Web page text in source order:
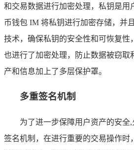
和交易数据进行加密处理，私钥是用
币钱包 IM 将私钥进行加密存储，并
技术，确保私钥的安全性和可恢复性
也进行了加密处理，防止数据被窃取
产和信息加上了多层保护罩。
多重签名机制
为了进一步保障用户资产的安全
签名机制，在进行重要的交易操作时